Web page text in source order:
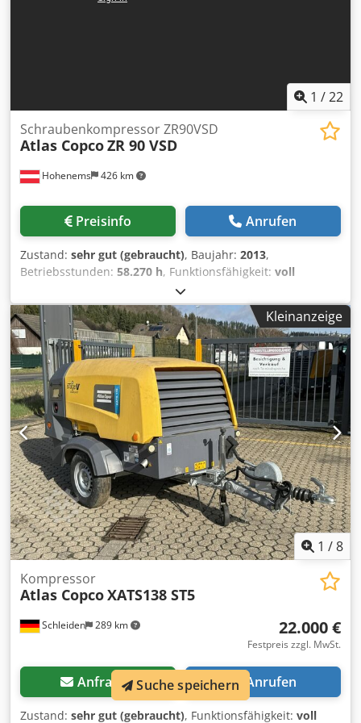
2P+G 16A | 2x Nema 120V 20A | 1x Nema 120V Twist Lock
1 /22
Hohenems 426 km
Schraubenkompressor ZR90VSD
Atlas CopcoZR 90 VSD
Preisinfo Anrufen
Zustand: sehr gut (gebraucht), Baujahr: 2013,
Betriebsstunden: 58.270 h, Funktionsfähigkeit: voll
, Ölfreier Schraubenkompressor Atlas
Copco ZR90VSD Csdpfx Aezmwc Hokkjha Umrichter
integriert 90 kW 9 bar 15,50 m3/min Baujahr: 2013
Betriebsstunden: 58.270
Kleinanzeige
1 /8
Schleiden 289 km
Kompressor
Atlas CopcoXATS138 ST5
22.000 €
Festpreis zzgl. MwSt.
Anfragen Anrufen
Zustand: sehr gut (gebraucht), Funktionsfähigkeit: voll
Suche speichern